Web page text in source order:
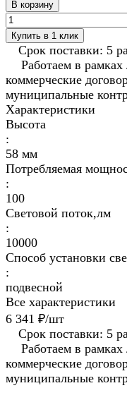
В корзину
Купить в 1 клик
Срок поставки: 5
Работаем в
коммерческие
муниципальные
Характеристики
Высота
:
58 мм
Потребляемая
:
100
Световой поток,лм
:
10000
Способ установки
:
подвесной
Все характеристики
6 341 ₽/шт
Срок поставки: 5
Работаем в
коммерческие
муниципальные